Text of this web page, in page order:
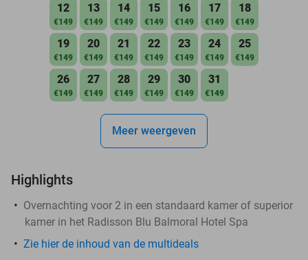
12
€149
13
€149
14
€149
15
€149
16
€149
17
€149
18
€149
19
€149
20
€149
21
€149
22
€149
23
€149
24
€149
25
€149
26
€149
27
€149
28
€149
29
€149
30
€149
31
€149
Meer weergeven
Highlights
Overnachting voor 2 in een standaard kamer of superior
kamer in het Radisson Blu Balmoral Hotel Spa
Zie hier de inhoud van de multideals